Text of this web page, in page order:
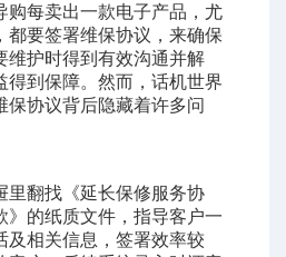
每卖出一款电子产品，尤
都要签署维保协议，来确保
维护时得到有效沟通并解
得到保障。然而，话机世界
保协议背后隐藏着许多问
翻找《延长保修服务协
》的纸质文件，指导客户一
及相关信息，签署效率较